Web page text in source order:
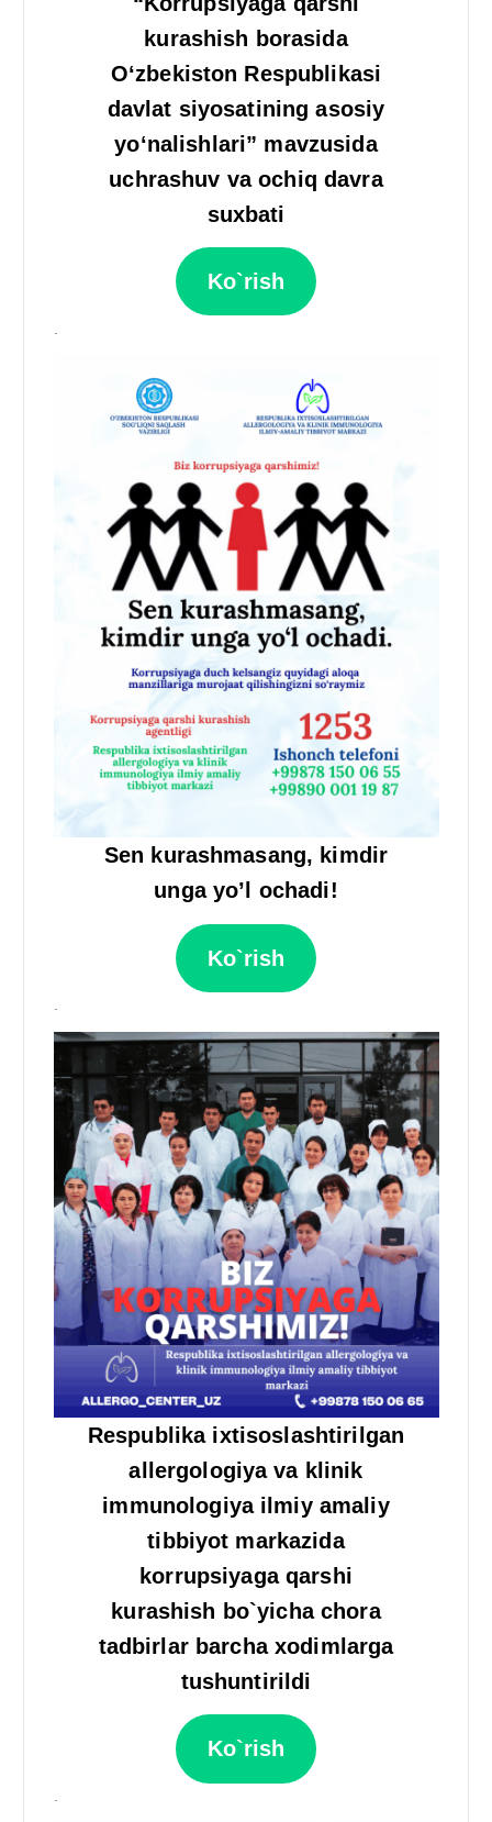
kurashish borasida
O‘zbekiston Respublikasi
davlat siyosatining asosiy
yo‘nalishlari” mavzusida
uchrashuv va ochiq davra
suxbati
Ko`rish
Sen kurashmasang, kimdir
unga yo’l ochadi!
Ko`rish
.
Respublika ixtisoslashtirilgan
allergologiya va klinik
immunologiya ilmiy amaliy
tibbiyot markazida
korrupsiyaga qarshi
kurashish bo`yicha chora
tadbirlar barcha xodimlarga
tushuntirildi
Ko`rish